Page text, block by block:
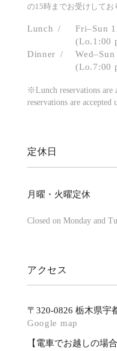
の15時までお受けしてお
Lunch
Fri–Sun
(Lo.1:00
Dinner
(Lo.7:00
※Lunch reservations are
reservations are
定休日
月曜・火曜定休
Closed on Monday and
アクセス
〒320-0826 栃木県宇
Google map
【電車でお越しの場合